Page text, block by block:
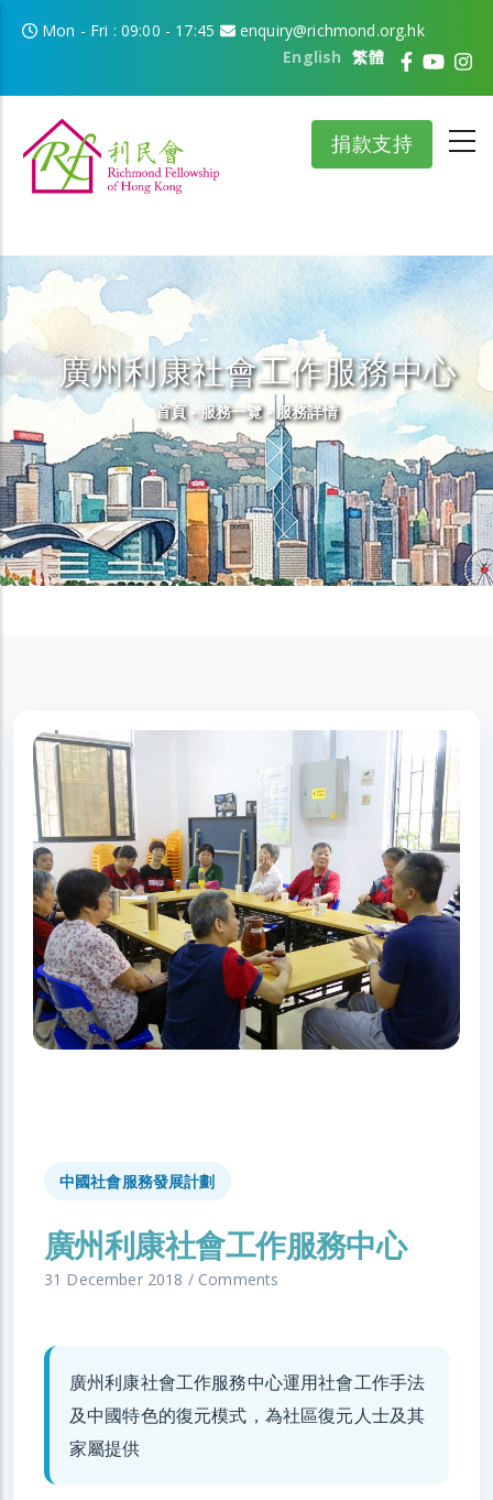
Mon - Fri : 09:00 - 17:45
enquiry@richmond.org.hk
繁體
English
捐款支持
廣州利康社會工作服務中心
導航連結
首頁 -服務一覽 -服務詳情
中國社會服務發展計劃
廣州利康社會工作服務中心
31 December 2018 / Comments
廣州利康社會工作服務中心運用社會工作手法
及中國特色的復元模式，為社區復元人士及其
家屬提供